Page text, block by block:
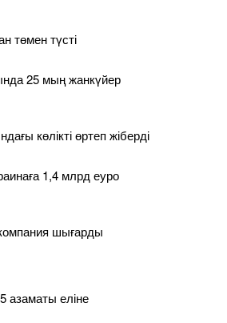
төмен түсті
25 мың жанкүйер
көлікті өртеп жіберді
1,4 млрд еуро
шығарды
азаматы еліне